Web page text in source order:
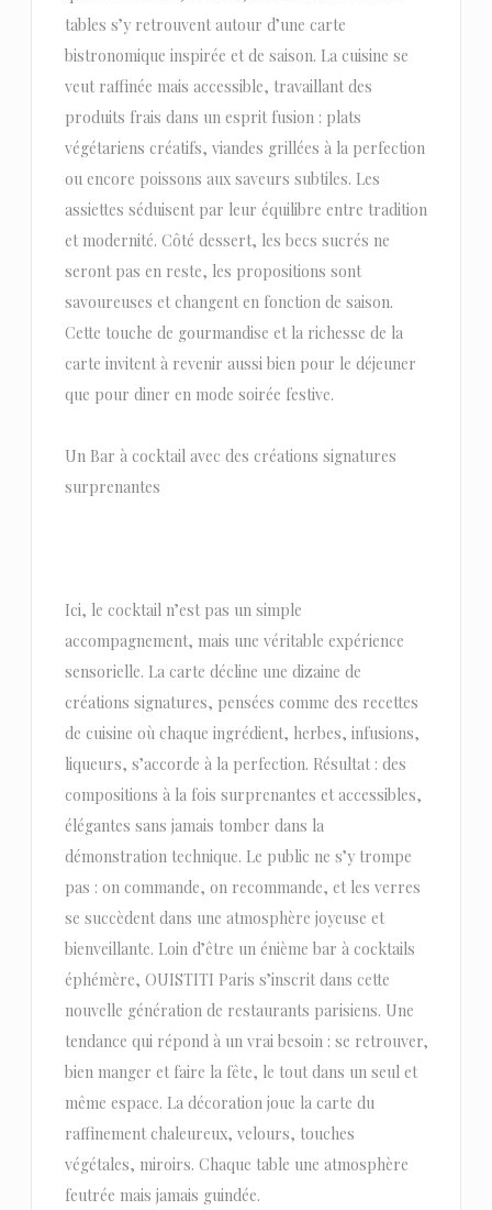
tables s’y retrouvent autour d’une carte
bistronomique inspirée et de saison. La cuisine se
veut raffinée mais accessible, travaillant des
produits frais dans un esprit fusion : plats
végétariens créatifs, viandes grillées à la perfection
ou encore poissons aux saveurs subtiles. Les
assiettes séduisent par leur équilibre entre tradition
et modernité. Côté dessert, les becs sucrés ne
seront pas en reste, les propositions sont
savoureuses et changent en fonction de saison.
Cette touche de gourmandise et la richesse de la
carte invitent à revenir aussi bien pour le déjeuner
que pour diner en mode soirée festive.
Un Bar à cocktail avec des créations signatures
surprenantes
Ici, le cocktail n’est pas un simple
accompagnement, mais une véritable expérience
sensorielle. La carte décline une dizaine de
créations signatures, pensées comme des recettes
de cuisine où chaque ingrédient, herbes, infusions,
liqueurs, s’accorde à la perfection. Résultat : des
compositions à la fois surprenantes et accessibles,
élégantes sans jamais tomber dans la
démonstration technique. Le public ne s’y trompe
pas : on commande, on recommande, et les verres
se succèdent dans une atmosphère joyeuse et
bienveillante. Loin d’être un énième bar à cocktails
éphémère, OUISTITI Paris s’inscrit dans cette
nouvelle génération de restaurants parisiens. Une
tendance qui répond à un vrai besoin : se retrouver,
bien manger et faire la fête, le tout dans un seul et
même espace. La décoration joue la carte du
raffinement chaleureux, velours, touches
végétales, miroirs. Chaque table une atmosphère
feutrée mais jamais guindée.